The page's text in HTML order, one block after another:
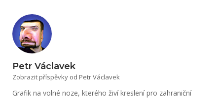
Petr Václavek
Zobrazit příspěvky od Petr Václavek
Grafik na volné noze, kterého živí kreslení pro zahraniční